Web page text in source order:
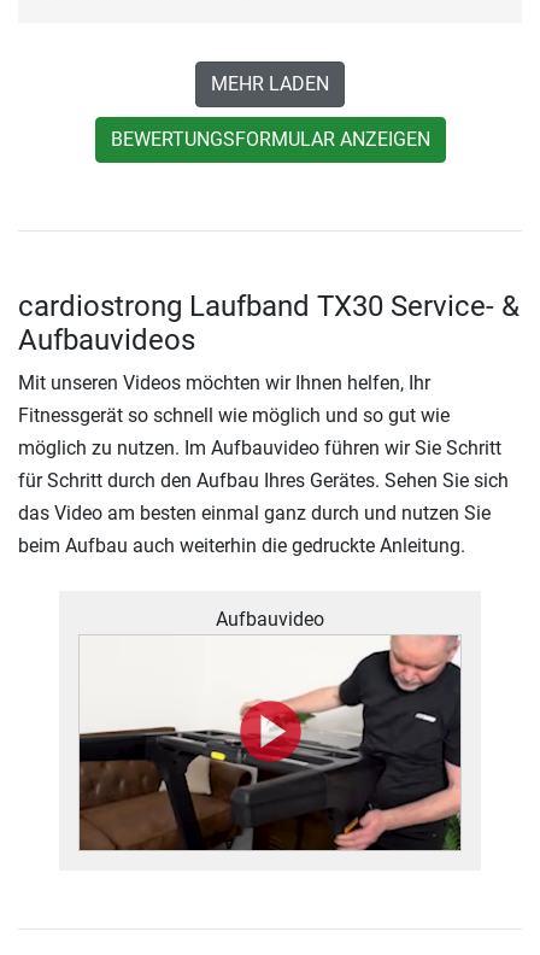
MEHR LADEN
BEWERTUNGSFORMULAR ANZEIGEN
cardiostrong Laufband TX30 Service- &
Aufbauvideos
Mit unseren Videos möchten wir Ihnen helfen, Ihr
Fitnessgerät so schnell wie möglich und so gut wie
möglich zu nutzen. Im Aufbauvideo führen wir Sie Schritt
für Schritt durch den Aufbau Ihres Gerätes. Sehen Sie sich
das Video am besten einmal ganz durch und nutzen Sie
beim Aufbau auch weiterhin die gedruckte Anleitung.
Aufbauvideo